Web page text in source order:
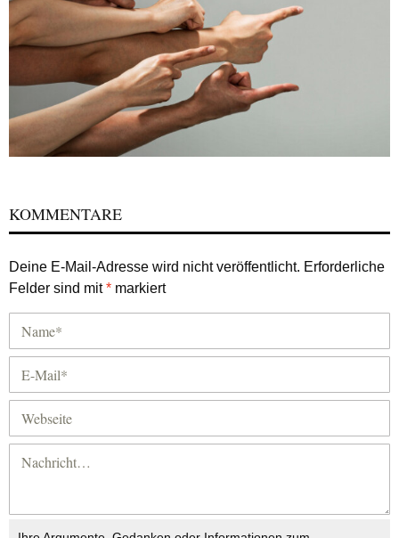
KOMMENTARE
Deine E-Mail-Adresse wird nicht veröffentlicht. Erforderliche
Felder sind mit* markiert